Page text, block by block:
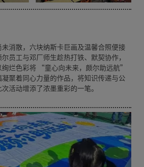
消散，六块纳斯卡巨画及温馨合照便接
员工与邓厂师生趁热打铁、默契协作，
烂色彩将 “童心向未来，颇尔助远航”
聚着同心力量的作品，将知识传递与公
活动增添了浓墨重彩的一笔。